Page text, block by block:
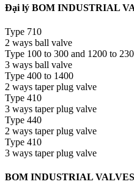
Đại lý BOM INDUSTRIAL
Type 710
2 ways ball valve
Type 100 to 300 and 1200 to
3 ways ball valve
Type 400 to 1400
2 ways taper plug valve
Type 410
3 ways taper plug valve
Type 440
2 ways taper plug valve
Type 410
3 ways taper plug valve
BOM INDUSTRIAL